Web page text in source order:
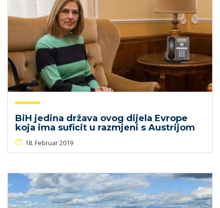
BiH jedina država ovog dijela Evrope
koja ima suficit u razmjeni s Austrijom
18. Februar 2019